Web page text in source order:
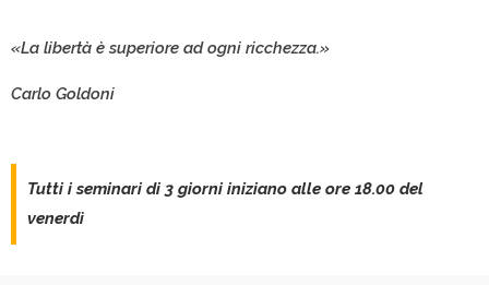
«La libertà è superiore ad ogni ricchezza.»
Carlo Goldoni
Tutti i seminari di 3 giorni iniziano alle ore 18.00 del
venerdì